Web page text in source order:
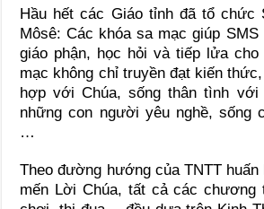
Hầu hết các Giáo tỉnh đã tổ chức
Môsê: Các khóa sa mạc giúp
giáo phận, học hỏi và tiếp lửa
mạc không chỉ truyền đạt kiến
hợp với Chúa, sống thân tình với
những con người yêu nghề, sống
…
Theo đường hướng của TNTT
mến Lời Chúa, tất cả các chương